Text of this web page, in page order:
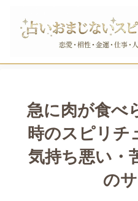
急に肉が食べ
時のスピリチ
気持ち悪い・
の